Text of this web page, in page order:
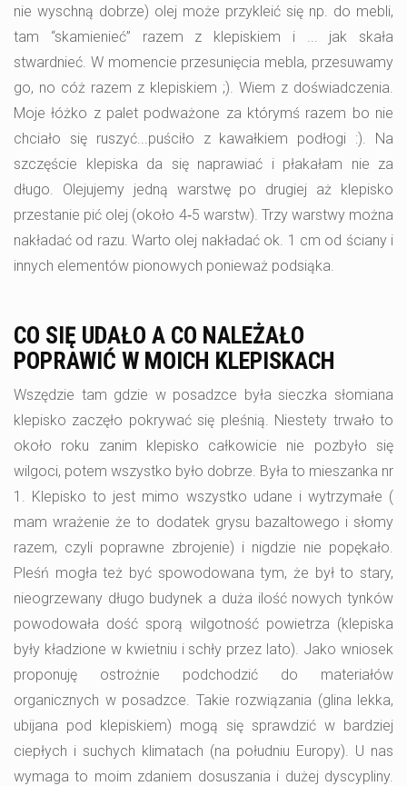
nie wyschną dobrze) olej może przykleić się np. do mebli,
tam “skamienieć” razem z klepiskiem i ... jak skała
stwardnieć. W momencie przesunięcia mebla, przesuwamy
go, no cóż razem z klepiskiem ;). Wiem z doświadczenia.
Moje łóżko z palet podważone za którymś razem bo nie
chciało się ruszyć...puściło z kawałkiem podłogi :). Na
szczęście klepiska da się naprawiać i płakałam nie za
długo. Olejujemy jedną warstwę po drugiej aż klepisko
przestanie pić olej (około 4‑5 warstw). Trzy warstwy można
nakładać od razu. Warto olej nakładać ok. 1 cm od ściany i
innych elementów pionowych ponieważ podsiąka.
CO SIĘ UDAŁO A CO NALEŻAŁO
POPRAWIĆ W MOICH KLEPISKACH
Wszędzie tam gdzie w posadzce była sieczka słomiana
klepisko zaczęło pokrywać się pleśnią. Niestety trwało to
około roku zanim klepisko całkowicie nie pozbyło się
wilgoci, potem wszystko było dobrze. Była to mieszanka nr
1. Klepisko to jest mimo wszystko udane i wytrzymałe (
mam wrażenie że to dodatek grysu bazaltowego i słomy
razem, czyli poprawne zbrojenie) i nigdzie nie popękało.
Pleśń mogła też być spowodowana tym, że był to stary,
nieogrzewany długo budynek a duża ilość nowych tynków
powodowała dość sporą wilgotność powietrza (klepiska
były kładzione w kwietniu i schły przez lato). Jako wniosek
proponuję ostrożnie podchodzić do materiałów
organicznych w posadzce. Takie rozwiązania (glina lekka,
ubijana pod klepiskiem) mogą się sprawdzić w bardziej
ciepłych i suchych klimatach (na południu Europy). U nas
wymaga to moim zdaniem dosuszania i dużej dyscypliny.